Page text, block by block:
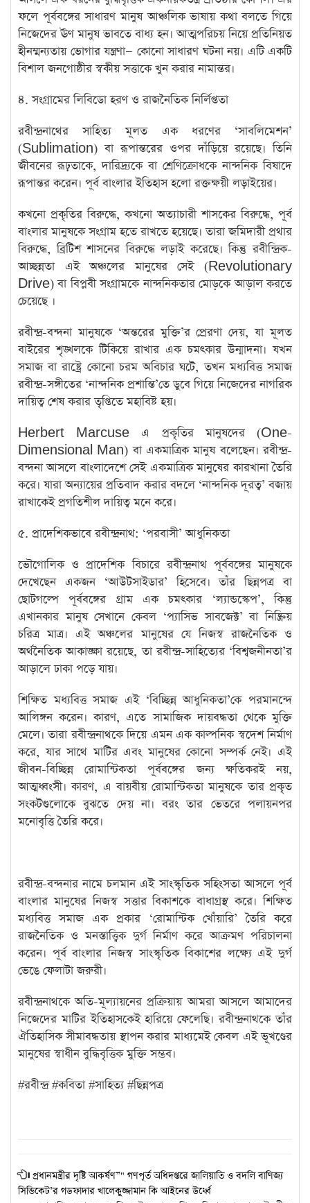
ফলে পূর্ববঙ্গের সাধারণ মানুষ আঞ্চলিক ভাষায় কথা বলতে গিয়ে
নিজেদের ঊণ মানুষ ভাবতে বাধ্য হন। আত্মপরিচয় নিয়ে প্রতিনিয়ত
হীনম্মন্যতায় ভোগার‌ যন্ত্রণা— কোনো সাধারণ ঘটনা নয়। এটি একটি
বিশাল জনগোষ্ঠীর স্বকীয় সত্তাকে খুন করার নামান্তর।
​৪. সংগ্রামের লিবিডো হরণ ও রাজনৈতিক নির্লিপ্ততা
​রবীন্দ্রনাথের সাহিত্য মূলত এক ধরণের ‘সাবলিমেশন’
(Sublimation) বা রূপান্তরের ওপর দাঁড়িয়ে রয়েছে। তিনি
জীবনের রূঢ়তাকে, দারিদ্র্যকে বা শ্রেণিক্রোধকে নান্দনিক বিষাদে
রূপান্তর করেন। পূর্ব বাংলার ইতিহাস হলো রক্তক্ষয়ী লড়াইয়ের।
কখনো প্রকৃতির বিরুদ্ধে, কখনো অত্যাচারী শাসকের বিরুদ্ধে, পূর্ব
বাংলার মানুষকে সংগ্রাম হতে রাখতে হয়েছে। তারা জমিদারী প্রথার
বিরুদ্ধে, ব্রিটিশ শাসনের বিরুদ্ধে লড়াই করেছে। কিন্তু রবীন্দ্রিক-
আচ্ছন্নতা এই অঞ্চলের মানুষের সেই (Revolutionary
Drive) বা বিপ্লবী সংগ্রামকে নান্দনিকতার মোড়কে আড়াল করতে
চেয়েছে ।
​রবীন্দ্র-বন্দনা মানুষকে ‘অন্তরের মুক্তি’র প্রেরণা দেয়, যা মূলত
বাইরের শৃঙ্খলকে টিকিয়ে রাখার এক চমৎকার উন্মাদনা। যখন
সমাজ বা রাষ্ট্রে কোনো চরম অবিচার ঘটে, তখন মধ্যবিত্ত সমাজ
রবীন্দ্র-সঙ্গীতের ‘নান্দনিক প্রশান্তি’তে ডুবে গিয়ে নিজেদের নাগরিক
দায়িত্ব শেষ করার তৃপ্তিতে মহাবিষ্ট হয়।
Herbert Marcuse এ প্রকৃতির মানুষদের (One-
Dimensional Man) বা একমাত্রিক মানুষ বলেছেন। রবীন্দ্র-
বন্দনা আসলে বাংলাদেশে সেই একমাত্রিক মানুষের কারখানা তৈরি
করে। যারা অন্যায়ের প্রতিবাদ করার বদলে ‘নান্দনিক দূরত্ব’ বজায়
রাখাকেই প্রগতিশীল দায়িত্ব মনে করে।
​৫. প্রাদেশিকভাবে রবীন্দ্রনাথ: ‘পরবাসী’ আধুনিকতা
​ভৌগোলিক ও প্রাদেশিক বিচারে রবীন্দ্রনাথ পূর্ববঙ্গের মানুষকে
দেখেছেন একজন ‘আউটসাইডার’ হিসেবে। তাঁর ছিন্নপত্র বা
ছোটগল্পে পূর্ববঙ্গের গ্রাম এক চমৎকার ‘ল্যান্ডস্কেপ’, কিন্তু
এখানকার মানুষ সেখানে কেবল ‘প্যাসিভ সাবজেক্ট’ বা নিষ্ক্রিয়
চরিত্র মাত্র। এই অঞ্চলের মানুষের যে নিজস্ব রাজনৈতিক ও
অর্থনৈতিক আকাঙ্ক্ষা রয়েছে, তা রবীন্দ্র-সাহিত্যের ‘বিশ্বজনীনতা’র
আড়ালে ঢাকা পড়ে যায়।
​শিক্ষিত মধ্যবিত্ত সমাজ এই ‘বিচ্ছিন্ন আধুনিকতা’কে পরমানন্দে
আলিঙ্গন করেন। কারণ, এতে সামাজিক দায়বদ্ধতা থেকে মুক্তি
মেলে। তারা রবীন্দ্রনাথকে দিয়ে এমন এক কাল্পনিক স্বদেশ নির্মাণ
করে, যার সাথে মাটির এবং মানুষের কোনো সম্পর্ক নেই। এই
জীবন-বিচ্ছিন্ন রোমান্টিকতা পূর্ববঙ্গের জন্য ক্ষতিকর‌ই নয়,
আত্মধ্বংসী। কারণ, এ বায়বীয় রোমান্টিকতা মানুষকে তার প্রকৃত
সংকটগুলোকে বুঝতে দেয় না। বরং তার ভেতরে পলায়নপর
মনোবৃত্তি তৈরি করে।
​রবীন্দ্র-বন্দনার নামে চলমান এই সাংস্কৃতিক সহিংসতা আসলে পূর্ব
বাংলার মানুষের নিজস্ব সত্তার বিকাশকে বাধাগ্রস্থ করে। শিক্ষিত
মধ্যবিত্ত সমাজ এক প্রকার ‘রোমান্টিক খোঁয়ারি’ তৈরি করে
রাজনৈতিক ও মনস্তাত্ত্বিক দুর্গ নির্মাণ করে আক্রমণ পরিচালনা
করেন। পূর্ব বাংলার নিজস্ব সাংস্কৃতিক বিকাশের লক্ষ্যে এই দুর্গ
ভেঙে ফেলাটা জরুরী।
রবীন্দ্রনাথকে অতি-মূল্যায়নের প্রক্রিয়ায় আমরা আসলে আমাদের
নিজেদের মাটির ইতিহাসকেই হারিয়ে ফেলেছি। রবীন্দ্রনাথকে তাঁর
ঐতিহাসিক সীমাবদ্ধতায় স্থাপন করার মাধ্যমেই কেবল এই ভূখণ্ডের
মানুষের স্বাধীন বুদ্ধিবৃত্তিক মুক্তি সম্ভব।
#রবীন্দ্র #কবিতা #সাহিত্য #ছিন্নপত্র
প্রধানমন্ত্রীর দৃষ্টি আকর্ষণ”" গণপূর্ত অধিদপ্তরে জালিয়াতি ও বদলি বাণিজ্য
সিন্ডিকেট’র গডফাদার খালেকুজ্জামান কি আইনের উর্ধ্বে